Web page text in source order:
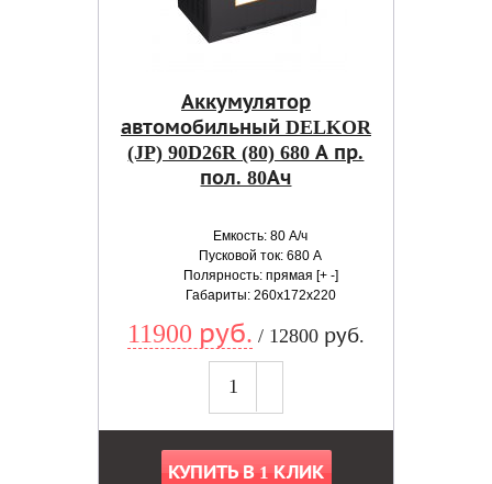
Аккумулятор
автомобильный DELKOR
(JP) 90D26R (80) 680 А пр.
пол. 80Ач
Емкость: 80 А/ч
Пусковой ток: 680 А
Полярность: прямая [+ -]
Габариты: 260x172x220
11900 руб. / 12800 руб.
КУПИТЬ В 1 КЛИК